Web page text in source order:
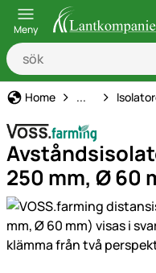
Meny
Home Elstängsel
...
250 mm, Ø 60
Produktgaleri